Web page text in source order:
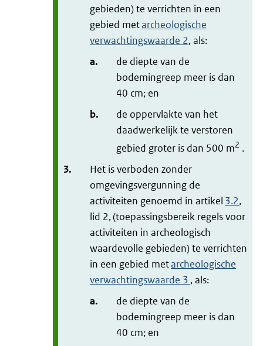
gebieden) te verrichten in een
gebied metarcheologische
verwachtingswaarde 2, als:
a.
de diepte van de
bodemingreep meer is dan
40 cm; en
b.
de oppervlakte van het
daadwerkelijk te verstoren
gebied groter is dan 500 m2 .
3.
Het is verboden zonder
omgevingsvergunning de
activiteiten genoemd in artikel 3.2,
lid 2, (toepassingsbereik regels voor
activiteiten in archeologisch
waardevolle gebieden) te verrichten
in een gebied metarcheologische
verwachtingswaarde 3 , als:
a.
de diepte van de
bodemingreep meer is dan
40 cm; en